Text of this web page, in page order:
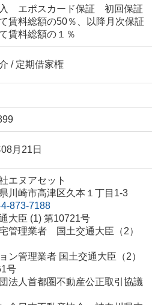
エポスカード保証 初回保証
賃料総額の50％、以降月次保証
賃料総額の１％
/ 定期借家権
月21日
エヌアセット
川崎市高津区久本１丁目1-3
873-7188
大臣 (1) 第10721号
管理業者 国土交通大臣（2）
ン管理業者 国土交通大臣（2）
号
法人首都圏不動産公正取引協議